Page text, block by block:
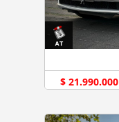
$ 21.990.000